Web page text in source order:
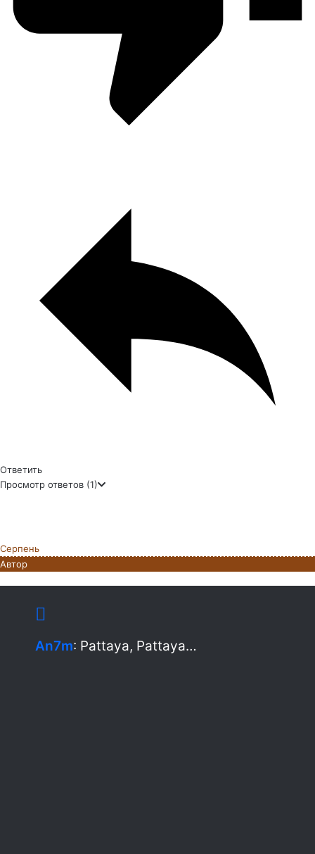
Ответить
Просмотр ответов (1)
Серпень
Автор
An7m: Pattaya, Pattaya…